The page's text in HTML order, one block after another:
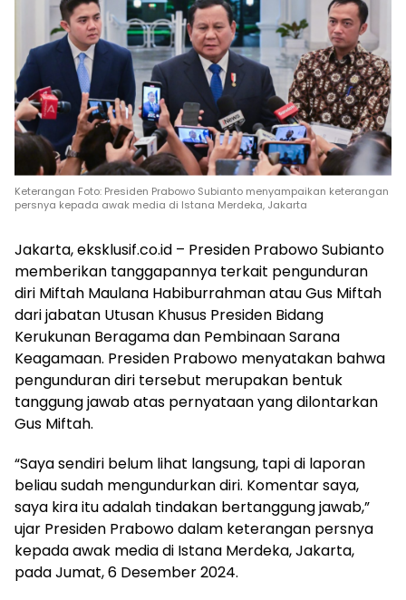
Keterangan Foto: Presiden Prabowo Subianto menyampaikan keterangan
persnya kepada awak media di Istana Merdeka, Jakarta
Jakarta, eksklusif.co.id – Presiden Prabowo Subianto
memberikan tanggapannya terkait pengunduran
diri Miftah Maulana Habiburrahman atau Gus Miftah
dari jabatan Utusan Khusus Presiden Bidang
Kerukunan Beragama dan Pembinaan Sarana
Keagamaan. Presiden Prabowo menyatakan bahwa
pengunduran diri tersebut merupakan bentuk
tanggung jawab atas pernyataan yang dilontarkan
Gus Miftah.
“Saya sendiri belum lihat langsung, tapi di laporan
beliau sudah mengundurkan diri. Komentar saya,
saya kira itu adalah tindakan bertanggung jawab,”
ujar Presiden Prabowo dalam keterangan persnya
kepada awak media di Istana Merdeka, Jakarta,
pada Jumat, 6 Desember 2024.